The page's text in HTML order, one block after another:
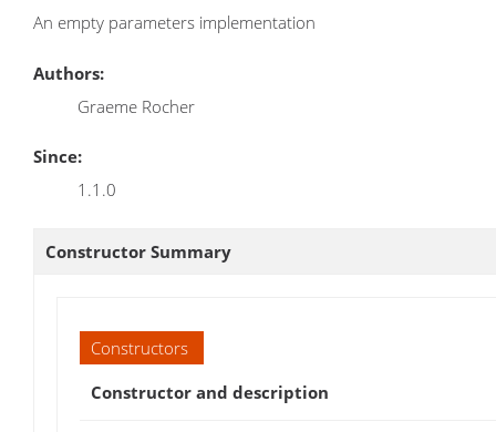
An empty parameters implementation
Authors:
Graeme Rocher
Since:
1.1.0
Constructor Summary
Constructors
Constructor and description